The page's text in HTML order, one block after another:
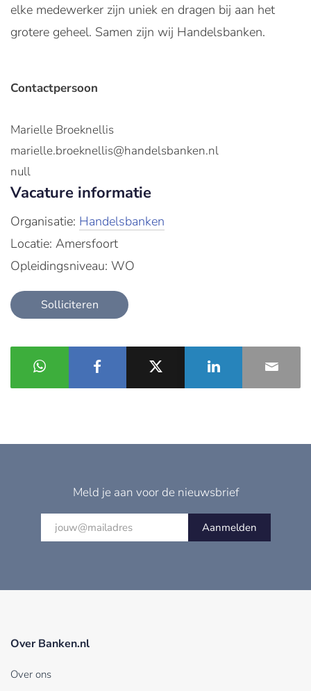
elke medewerker zijn uniek en dragen bij aan het
grotere geheel. Samen zijn wij Handelsbanken.
Contactpersoon
Marielle Broeknellis
marielle.broeknellis@handelsbanken.nl
null
Vacature informatie
Organisatie: Handelsbanken
Locatie: Amersfoort
Opleidingsniveau: WO
Solliciteren
Meld je aan voor de nieuwsbrief
Aanmelden
Over Banken.nl
Over ons